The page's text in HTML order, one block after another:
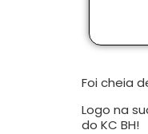
Foi cheia
Logo na
do KC BH!